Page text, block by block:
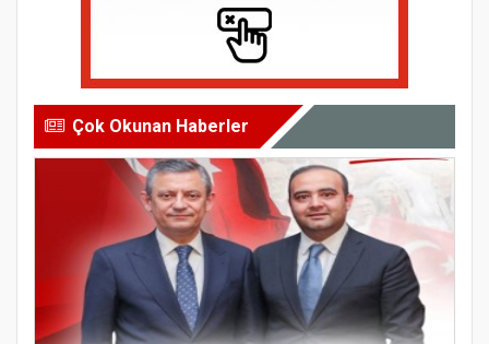
Çok Okunan Haberler